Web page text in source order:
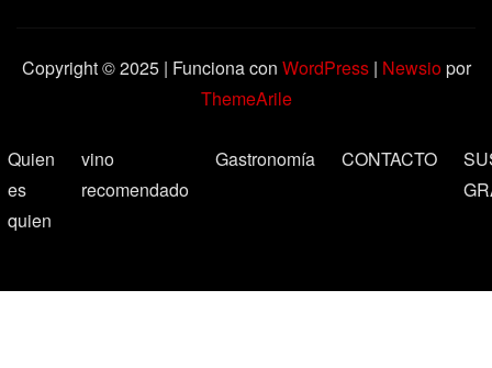
Copyright © 2025 | Funciona con WordPress | Newsiopor
ThemeArile
Quien
es
quien
vino
recomendado
Gastronomía CONTACTO